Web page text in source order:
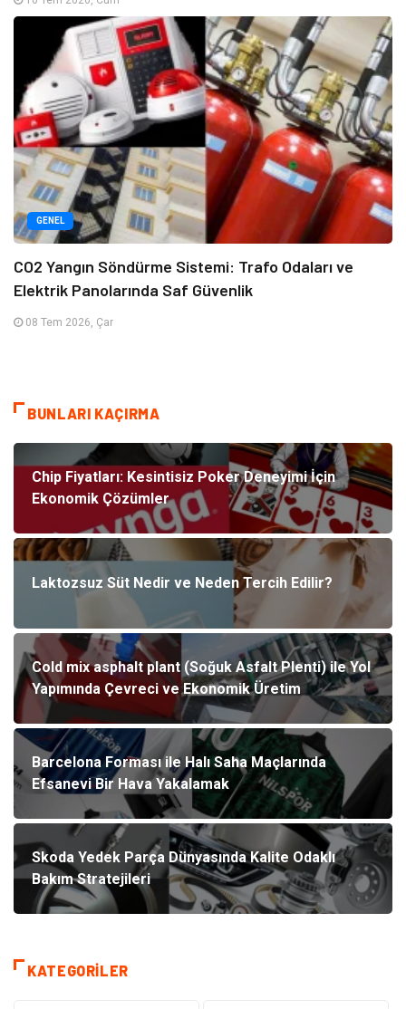
GENEL
CO2 Yangın Söndürme Sistemi: Trafo Odaları ve
Elektrik Panolarında Saf Güvenlik
08 Tem 2026, Çar
BUNLARI KAÇIRMA
Chip Fiyatları: Kesintisiz Poker Deneyimi İçin
Ekonomik Çözümler
Laktozsuz Süt Nedir ve Neden Tercih Edilir?
Cold mix asphalt plant (Soğuk Asfalt Plenti) ile Yol
Yapımında Çevreci ve Ekonomik Üretim
Barcelona Forması ile Halı Saha Maçlarında
Efsanevi Bir Hava Yakalamak
Skoda Yedek Parça Dünyasında Kalite Odaklı
Bakım Stratejileri
KATEGORILER